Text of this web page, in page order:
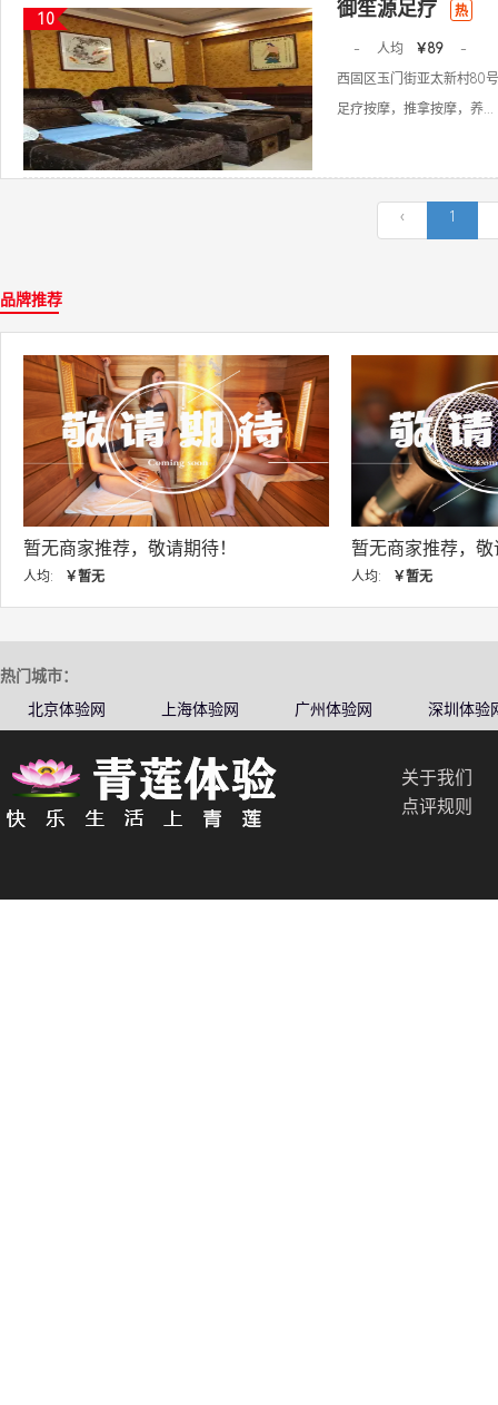
10 御笙源足疗 热
- 人均 ￥89
-
西固区玉门街亚太新村80
足疗按摩，推拿按摩，养...
‹ 1
品牌推荐
期待！ 暂无商家推荐，敬请期待！
热门城市：
北京体验网
上海体验网 广州体验网 深圳体验
关于我们
点评规则